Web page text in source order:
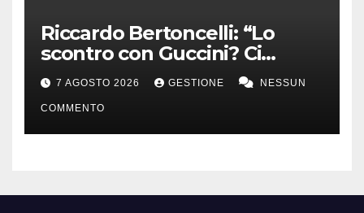
Riccardo Bertoncelli: “Lo
scontro con Guccini? Ci
volevamo bene”
7 AGOSTO 2026 GESTIONE NESSUN
COMMENTO